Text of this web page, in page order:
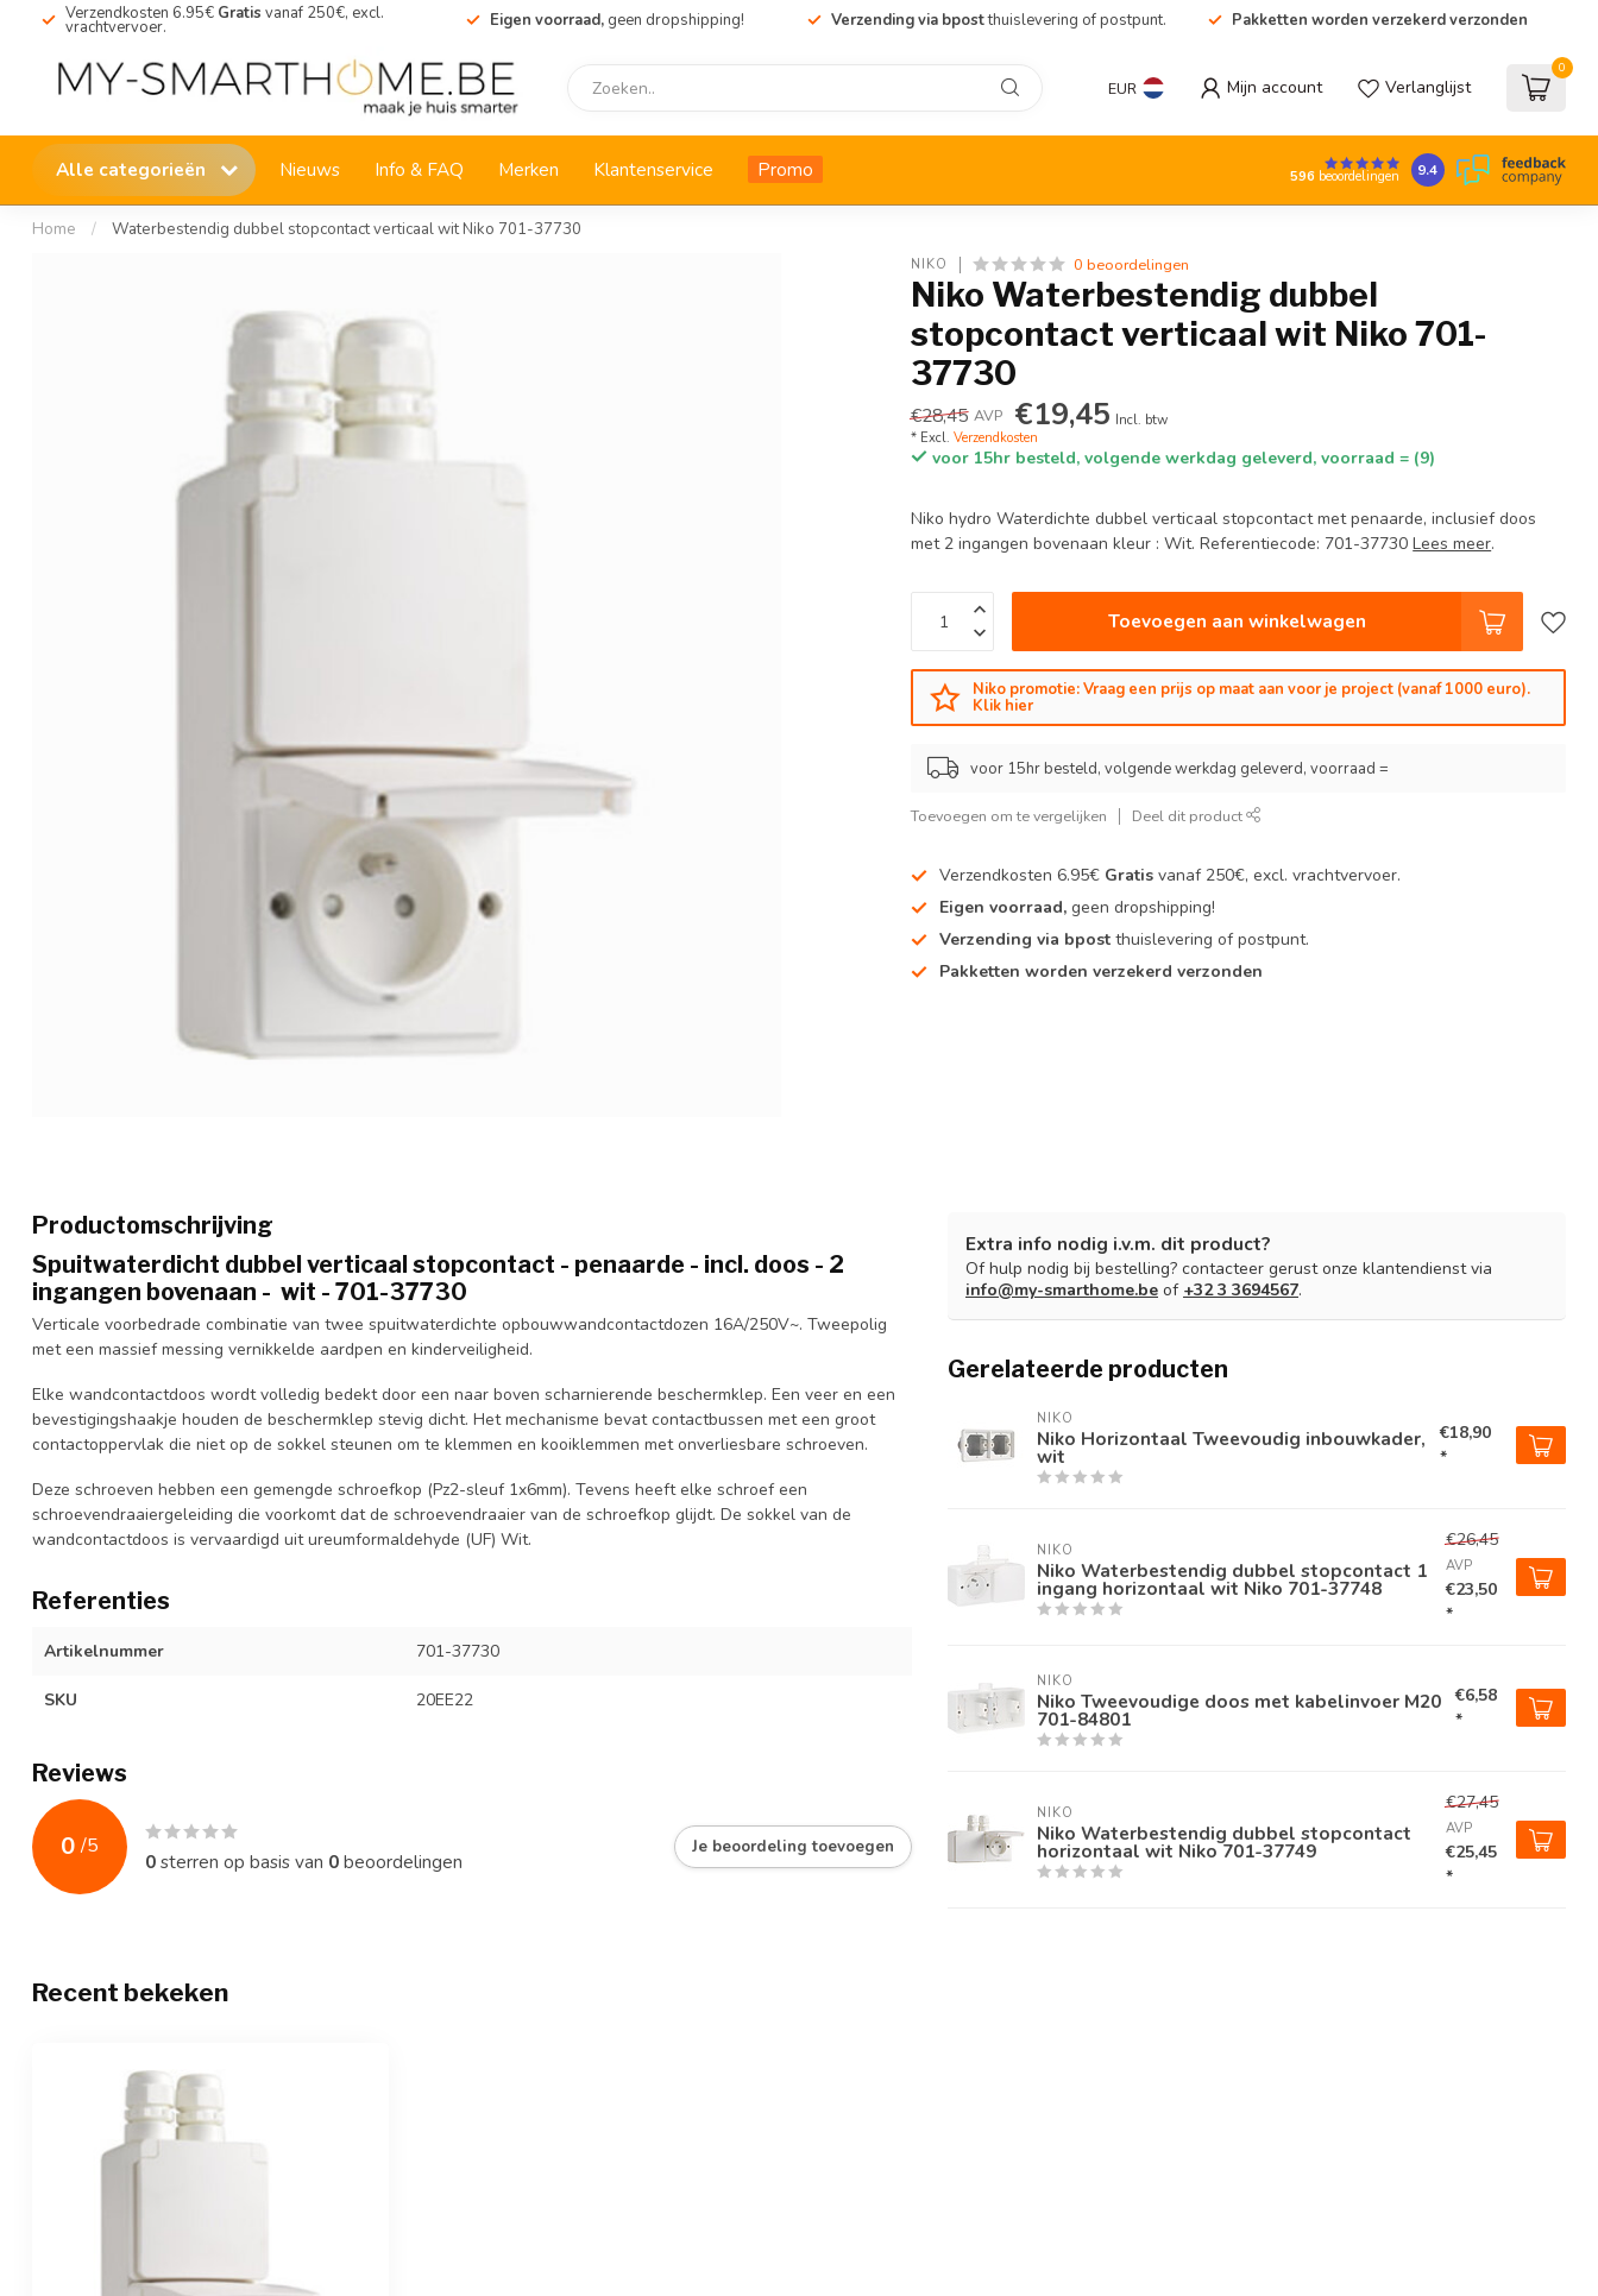
Verzendkosten 6.95€ Gratis vanaf 250€, excl.
vrachtvervoer. Eigen voorraad, geen dropshipping! Verzending via bpostthuislevering of postpunt. Pakketten worden verzekerd verzonden
EUR Mijn account Verlanglijst
0
Alle categorieën Nieuws Info & FAQ Merken Klantenservice Promo 596beoordelingen 9.4
Home / Waterbestendig dubbel stopcontact verticaal wit Niko 701-37730
NIKO 0 beoordelingen
Niko Waterbestendig dubbel
stopcontact verticaal wit Niko 701-
37730
€28,45 AVP €19,45 Incl. btw
* Excl.Verzendkosten
voor 15hr besteld, volgende werkdag geleverd, voorraad = (9)
Niko hydro Waterdichte dubbel verticaal stopcontact met penaarde, inclusief doos
met 2 ingangen bovenaan kleur : Wit. Referentiecode: 701-37730Lees meer.
Toevoegen aan winkelwagen
Niko promotie: Vraag een prijs op maat aan voor je project (vanaf 1000 euro).
Klik hier
voor 15hr besteld, volgende werkdag geleverd, voorraad =
Toevoegen om te vergelijken Deel dit product
Verzendkosten 6.95€ Gratis vanaf 250€, excl. vrachtvervoer.
Eigen voorraad,geen dropshipping!
Verzending via bpostthuislevering of postpunt.
Pakketten worden verzekerd verzonden
Productomschrijving
Spuitwaterdicht dubbel verticaal stopcontact - penaarde - incl. doos - 2
ingangen bovenaan - wit - 701-37730
Verticale voorbedrade combinatie van twee spuitwaterdichte opbouwwandcontactdozen 16A/250V~. Tweepolig
met een massief messing vernikkelde aardpen en kinderveiligheid.
Elke wandcontactdoos wordt volledig bedekt door een naar boven scharnierende beschermklep. Een veer en een
bevestigingshaakje houden de beschermklep stevig dicht. Het mechanisme bevat contactbussen met een groot
contactoppervlak die niet op de sokkel steunen om te klemmen en kooiklemmen met onverliesbare schroeven.
Deze schroeven hebben een gemengde schroefkop (Pz2-sleuf 1x6mm). Tevens heeft elke schroef een
schroevendraaiergeleiding die voorkomt dat de schroevendraaier van de schroefkop glijdt. De sokkel van de
wandcontactdoos is vervaardigd uit ureumformaldehyde (UF) Wit.
Referenties
Artikelnummer 701-37730
SKU 20EE22
Reviews
0 /5
0sterren op basis van 0beoordelingen
Je beoordeling toevoegen
Extra info nodig i.v.m. dit product?
Of hulp nodig bij bestelling? contacteer gerust onze klantendienst via
info@my-smarthome.be of +32 3 3694567.
Gerelateerde producten
NIKO
Niko Horizontaal Tweevoudig inbouwkader,
wit
€18,90
*
NIKO
Niko Waterbestendig dubbel stopcontact 1
ingang horizontaal wit Niko 701-37748
€26,45
AVP
€23,50
*
NIKO
Niko Tweevoudige doos met kabelinvoer M20
701-84801
€6,58
*
NIKO
Niko Waterbestendig dubbel stopcontact
horizontaal wit Niko 701-37749
€27,45
AVP
€25,45
*
Recent bekeken